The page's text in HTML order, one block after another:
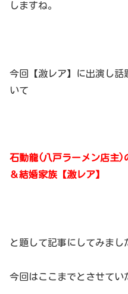
しますね。
今回【激レア】に出演し話
いて
石動龍(八戸ラーメン店主)
＆結婚家族【激レア】
と題して記事にしてみまし
今回はここまでとさせてい